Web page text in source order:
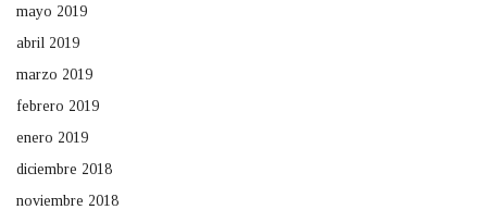
mayo 2019
abril 2019
marzo 2019
febrero 2019
enero 2019
diciembre 2018
noviembre 2018